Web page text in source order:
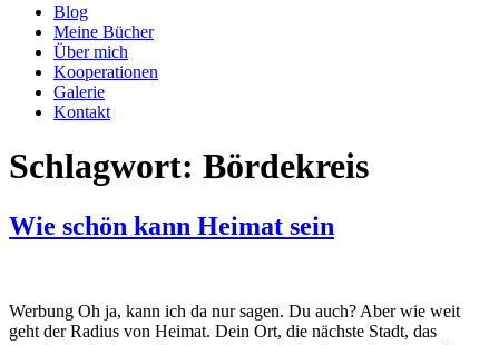
Blog
Meine Bücher
Über mich
Kooperationen
Galerie
Kontakt
Schlagwort: Bördekreis
Wie schön kann Heimat sein
Werbung Oh ja, kann ich da nur sagen. Du auch? Aber wie weit
geht der Radius von Heimat. Dein Ort, die nächste Stadt, das